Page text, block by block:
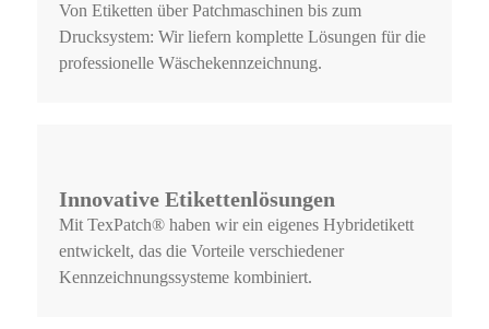
Von Etiketten über Patchmaschinen bis zum
Drucksystem: Wir liefern komplette Lösungen für die
professionelle Wäschekennzeichnung.
Innovative Etikettenlösungen
Mit TexPatch® haben wir ein eigenes Hybridetikett
entwickelt, das die Vorteile verschiedener
Kennzeichnungssysteme kombiniert.